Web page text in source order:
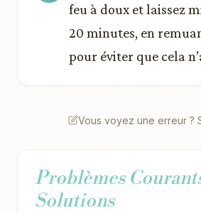
feu à doux et laissez
20 minutes, en
pour éviter que cela
Vous voyez une erreur ?
Problèmes
Solutions